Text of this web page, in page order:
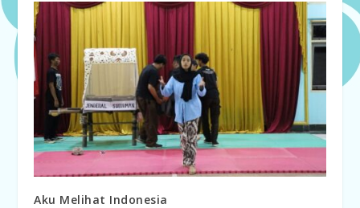
Aku Melihat Indonesia